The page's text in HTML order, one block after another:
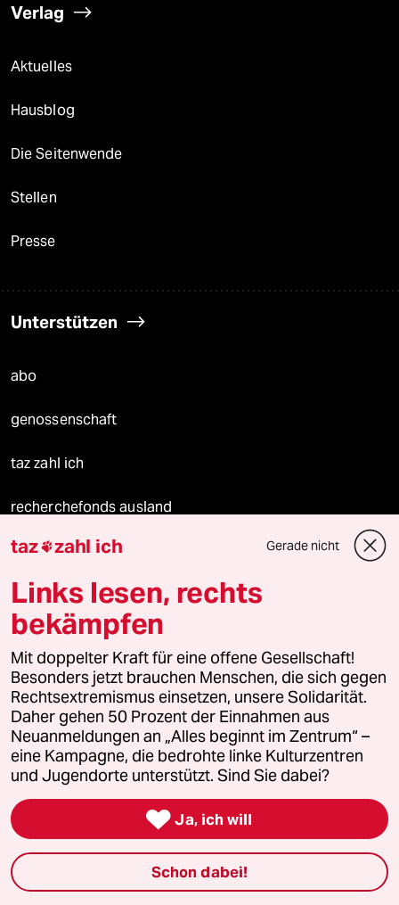
Verlag
Aktuelles
Hausblog
Die Seitenwende
Stellen
Presse
Unterstützen
abo
genossenschaft
taz zahl ich
recherchefonds ausland
panterstiftung
panterpreis 2026
Podcast
bundestalk
fernverbindung
klima update°
Mauerecho
taz zahl ich Gerade nicht
Links lesen, rechts
bekämpfen
Mit doppelter Kraft für eine offene Gesellschaft!
Besonders jetzt brauchen Menschen, die sich gegen
Rechtsextremismus einsetzen, unsere Solidarität.
Daher gehen 50 Prozent der Einnahmen aus
Neuanmeldungen an „Alles beginnt im Zentrum“ –
eine Kampagne, die bedrohte linke Kulturzentren
und Jugendorte unterstützt. Sind Sie dabei?
 Ja, ich will
Schon dabei!